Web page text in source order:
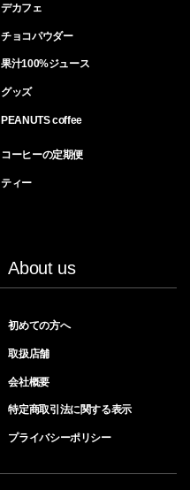
デカフェ
チョコパウダー
果汁100%ジュース
グッズ
PEANUTS coffee
コーヒーの定期便
ティー
About us
初めての方へ
取扱店舗
会社概要
特定商取引法に関する表示
プライバシーポリシー